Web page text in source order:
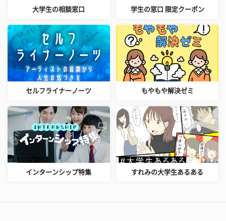
大学生の相談窓口 学生の窓口 限定クーポン
セルフライナーノーツ もやもや解決ゼミ
インターンシップ特集 すれみの大学生あるある